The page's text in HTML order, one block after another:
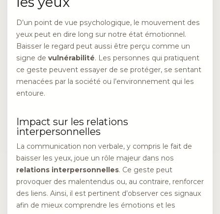
D’un point de vue psychologique, le mouvement des
yeux peut en dire long sur notre état émotionnel.
Baisser le regard peut aussi être perçu comme un
signe de vulnérabilité. Les personnes qui pratiquent
ce geste peuvent essayer de se protéger, se sentant
menacées par la société ou l’environnement qui les
entoure.
Impact sur les relations
interpersonnelles
La communication non verbale, y compris le fait de
baisser les yeux, joue un rôle majeur dans nos
relations interpersonnelles. Ce geste peut
provoquer des malentendus ou, au contraire, renforcer
des liens. Ainsi, il est pertinent d’observer ces signaux
afin de mieux comprendre les émotions et les